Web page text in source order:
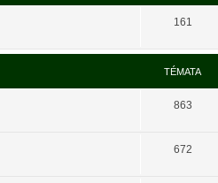
161
TÉMATA
863
672